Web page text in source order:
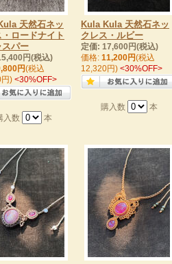
天然石ネッ
・ロードナイト
スパー
円(税込)
円(税込
) <30%OFF>
入数 本
Kula Kula 天然石ネッ
クレス・ルビー
定価: 17,600円(税込)
価格: 11,200円(税込
12,320円) <30%OFF>
購入数 本